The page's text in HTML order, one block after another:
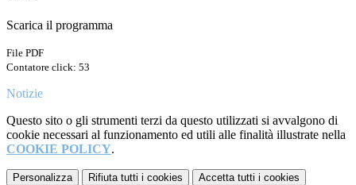
Scarica il programma
File PDF
Contatore click: 53
Notizie
Questo sito o gli strumenti terzi da questo utilizzati si avvalgono di
cookie necessari al funzionamento ed utili alle finalità illustrate nella
COOKIE POLICY.
Personalizza Rifiuta tutti i cookies Accetta tutti i cookies